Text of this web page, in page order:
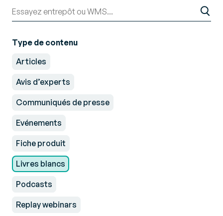
Type de contenu
Articles
Avis d’experts
Communiqués de presse
Evénements
Fiche produit
Livres blancs
Podcasts
Replay webinars